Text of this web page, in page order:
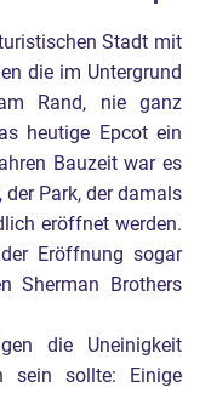
Stadt mit
die im Untergrund
Rand, nie ganz
heutige Epcot ein
Bauzeit war es
Park, der damals
eröffnet werden.
Eröffnung sogar
Sherman Brothers
die Uneinigkeit
sein sollte: Einige